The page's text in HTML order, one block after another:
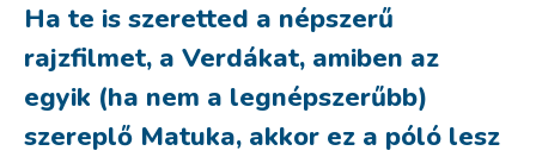
Ha te is szeretted a népszerű
rajzfilmet, a Verdákat, amiben az
egyik (ha nem a legnépszerűbb)
szereplő Matuka, akkor ez a póló lesz